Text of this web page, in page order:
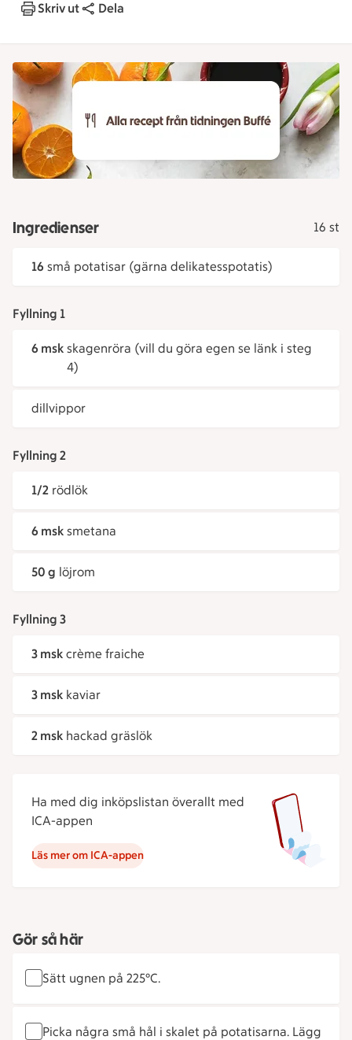
Skriv ut Dela
Ingredienser 16 st
16 små potatisar (gärna delikatesspotatis)
Fyllning 1
6 msk skagenröra (vill du göra egen se länk i steg
4)
dillvippor
Fyllning 2
1/2 rödlök
6 msk smetana
50 g löjrom
Fyllning 3
3 msk crème fraiche
3 msk kaviar
2 msk hackad gräslök
Ha med dig inköpslistan överallt med
ICA-appen
Läs mer om ICA-appen
Gör så här
Sätt ugnen på 225°C.
Picka några små hål i skalet på potatisarna. Lägg